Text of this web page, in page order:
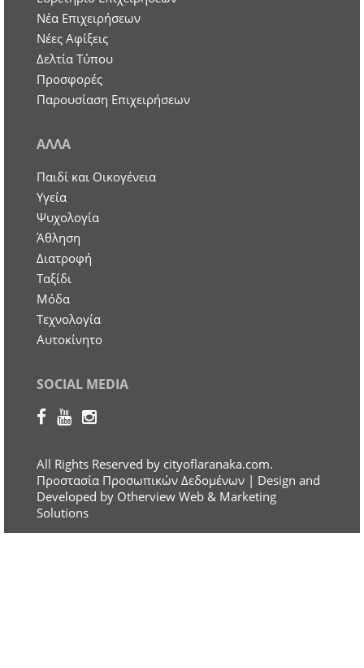
Nέα Επιχειρήσεων
Νέες Αφίξεις
Δελτία Τύπου
Προσφορές
Παρουσίαση Επιχειρήσεων
ΑΛΛΑ
Παιδί και Οικογένεια
Υγεία
Ψυχολογία
Άθληση
Διατροφή
Ταξίδι
Μόδα
Τεχνολογία
Αυτοκίνητο
SOCIAL MEDIA
All Rights Reserved by cityoflaranaka.com.
Προστασία Προσωπικών Δεδομένων | Design and
Developed by Otherview Web & Marketing
Solutions